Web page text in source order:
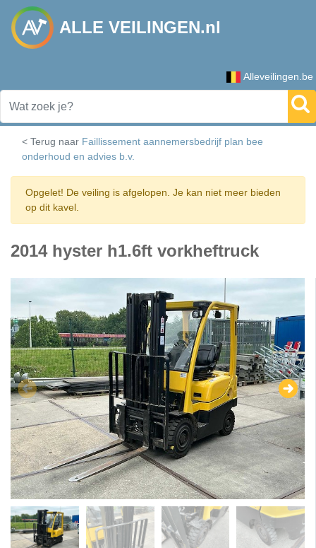
ALLE VEILINGEN.nl
Alleveilingen.be
< Terug naar Faillissement aannemersbedrijf plan bee
onderhoud en advies b.v.
Opgelet! De veiling is afgelopen. Je kan niet meer bieden
op dit kavel.
2014 hyster h1.6ft vorkheftruck